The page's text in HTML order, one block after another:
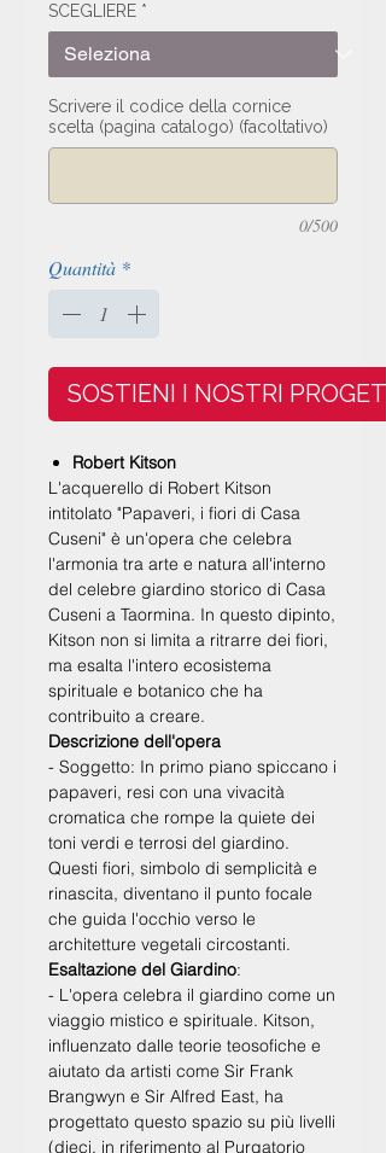
SCEGLIERE *
Scrivere il codice della cornice
scelta (pagina catalogo) (facoltativo)
0/500
Quantità *
SOSTIENI I NOSTRI
Robert Kitson
L'acquerello di Robert Kitson
intitolato "Papaveri, i fiori di Casa
Cuseni" è un'opera che celebra
l'armonia tra arte e natura all'interno
del celebre giardino storico di Casa
Cuseni a Taormina. In questo dipinto,
Kitson non si limita a ritrarre dei fiori,
ma esalta l'intero ecosistema
spirituale e botanico che ha
contribuito a creare.
Descrizione dell'opera
- Soggetto: In primo piano spiccano i
papaveri, resi con una vivacità
cromatica che rompe la quiete dei
toni verdi e terrosi del giardino.
Questi fiori, simbolo di semplicità e
rinascita, diventano il punto focale
che guida l'occhio verso le
architetture vegetali circostanti.
Esaltazione del Giardino:
- L'opera celebra il giardino come un
viaggio mistico e spirituale. Kitson,
influenzato dalle teorie teosofiche e
aiutato da artisti come Sir Frank
Brangwyn e Sir Alfred East, ha
progettato questo spazio su più livelli
(dieci, in riferimento al Purgatorio